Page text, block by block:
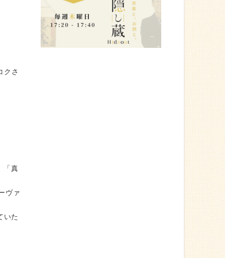
クさ
「真
ヴァ
いた